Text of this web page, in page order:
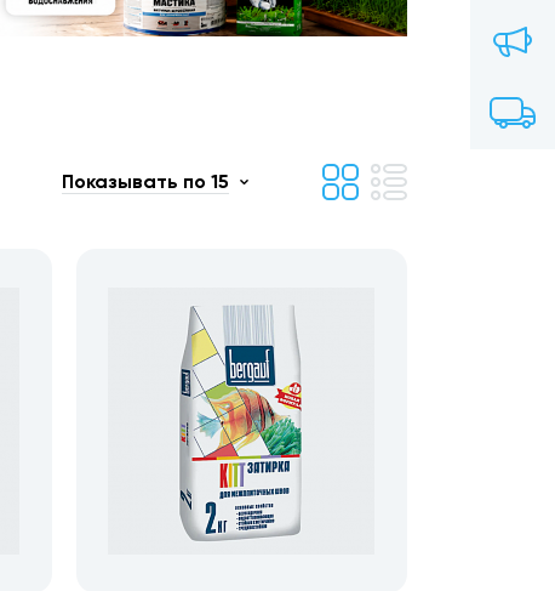
Показывать по 15